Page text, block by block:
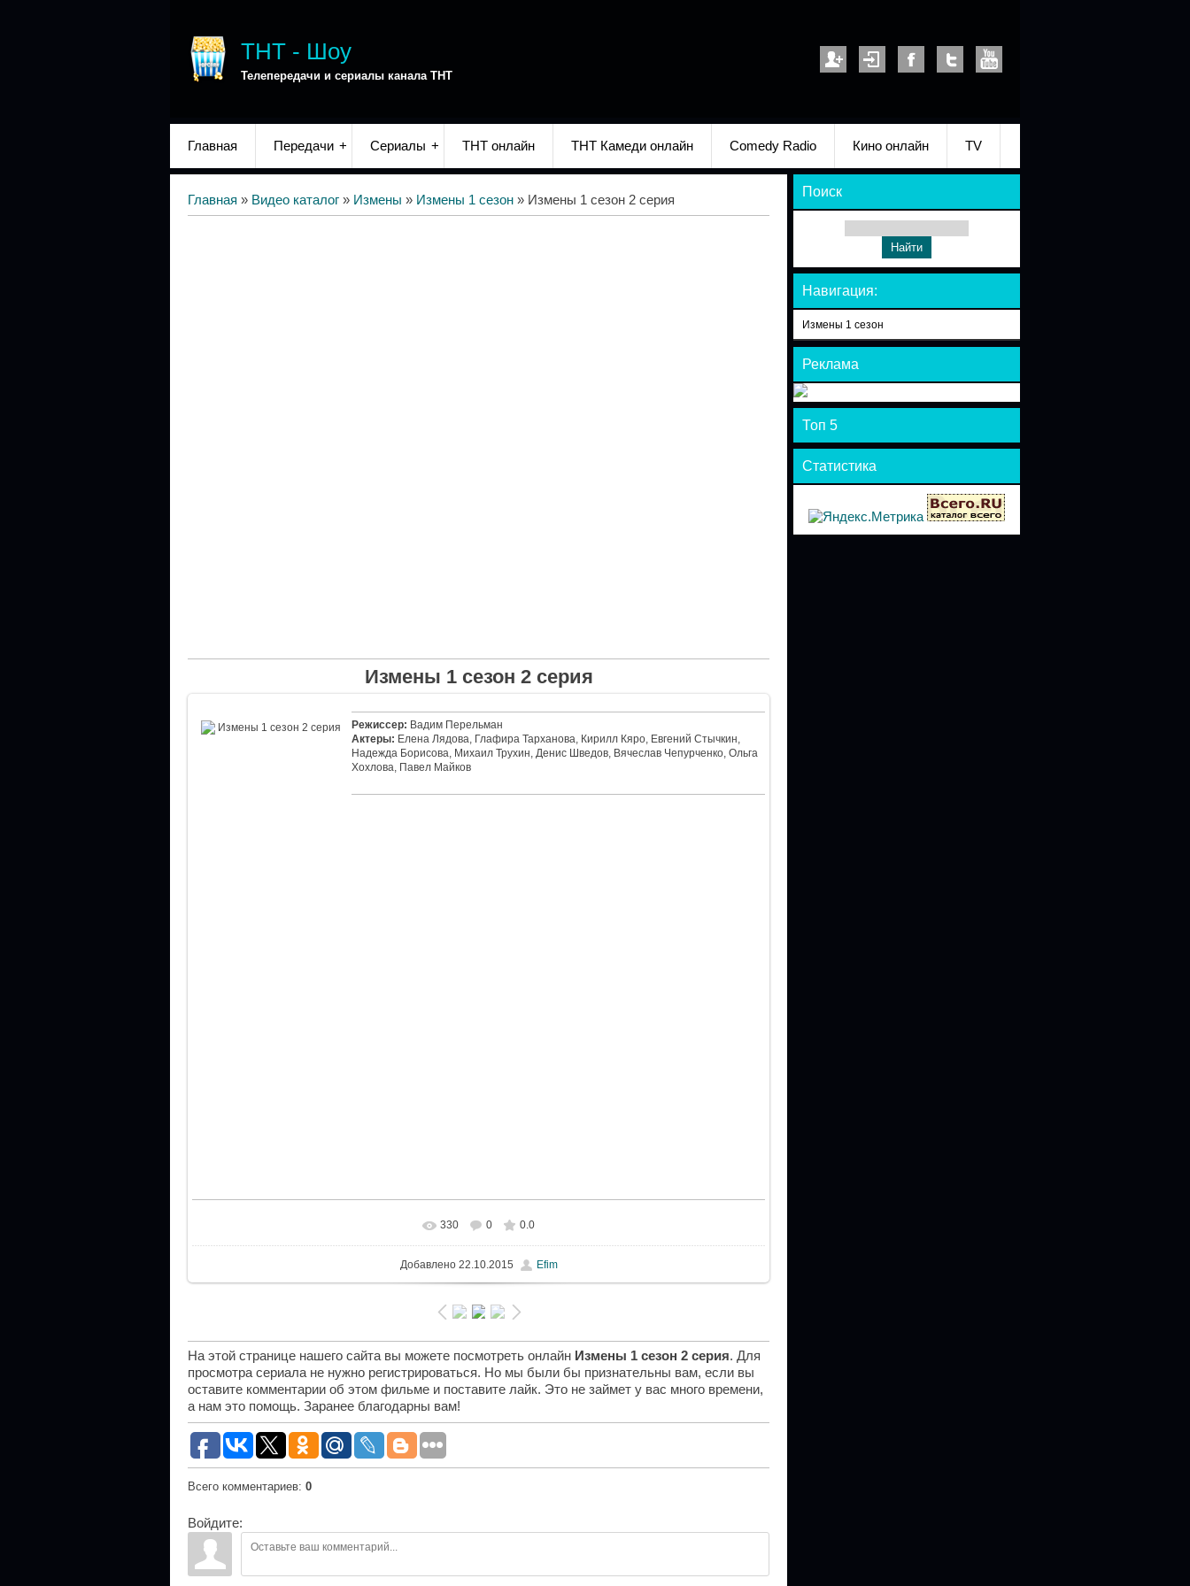
ТНТ - Шоу
Телепередачи и сериалы канала ТНТ
Главная Передачи Сериалы ТНТ онлайн ТНТ Камеди онлайн Comedy Radio Кино онлайн TV
Главная » Видео каталог » Измены » Измены 1 сезон » Измены 1 сезон 2 серия
Измены 1 сезон 2 серия
Режиссер: Вадим Перельман
Актеры: Елена Лядова, Глафира Тарханова, Кирилл Кяро, Евгений Стычкин,
Надежда Борисова, Михаил Трухин, Денис Шведов, Вячеслав Чепурченко, Ольга
Хохлова, Павел Майков
330 0 0.0
Добавлено22.10.2015 Efim
На этой странице нашего сайта вы можете посмотреть онлайн Измены 1 сезон 2 серия. Для
просмотра сериала не нужно регистрироваться. Но мы были бы признательны вам, если вы
оставите комментарии об этом фильме и поставите лайк. Это не займет у вас много времени,
а нам это помощь. Заранее благодарны вам!
Всего комментариев: 0
Войдите:
Поиск
Навигация:
Измены 1 сезон
Реклама
Топ 5
Статистика